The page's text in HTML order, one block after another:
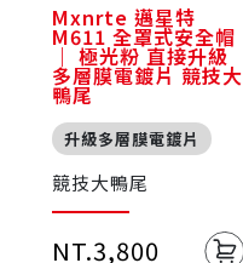
Mxnrte 邁星特
M611 全罩式安全帽
｜ 極光粉 直接升級
多層膜電鍍片 競技大
鴨尾
升級多層膜電鍍片
競技大鴨尾
NT.3,800